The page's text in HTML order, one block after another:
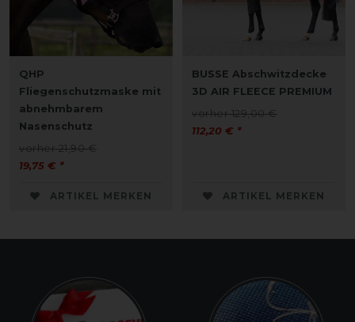
QHP
Fliegenschutzmaske mit
abnehmbarem
Nasenschutz
vorher 21,90 €
19,75 € *
ARTIKEL MERKEN
BUSSE Abschwitzdecke
3D AIR FLEECE PREMIUM
vorher 129,00 €
112,20 € *
ARTIKEL MERKEN